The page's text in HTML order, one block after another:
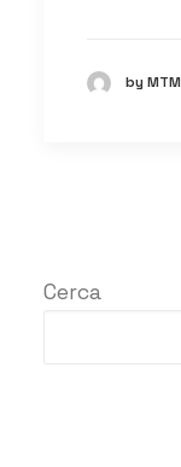
by MTM
Cerca